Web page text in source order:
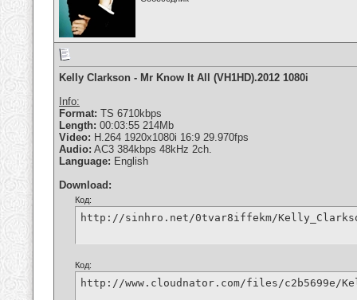
Kelly Clarkson - Mr Know It All (VH1HD).2012 1080i
Info:
Format: TS 6710kbps
Length: 00:03:55 214Mb
Video: H.264 1920x1080i 16:9 29.970fps
Audio: AC3 384kbps 48kHz 2ch.
Language: English
Download:
Код:
http://sinhro.net/0tvar8iffekm/
Код:
http://www.cloudnator.com/files/c2b5699e/